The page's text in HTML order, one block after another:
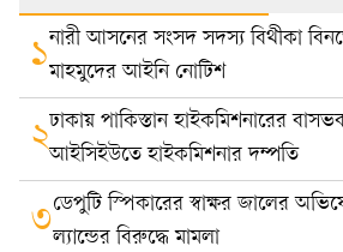
১নারী আসনের সংসদ সদস্য বিথীকা
মাহমুদের আইনি নোটিশ
২ঢাকায় পাকিস্তান হাইকমিশনারের
আইসিইউতে হাইকমিশনার দম্পতি
৩ডেপুটি স্পিকারের স্বাক্ষর জালের
ল্যান্ডের বিরুদ্ধে মামলা